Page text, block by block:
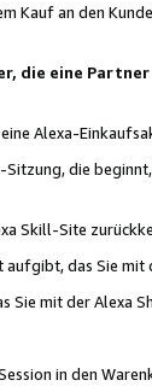
Kauf an den
die eine
Alexa-
die
Skill-Site
das Sie mit
Sie mit der Alexa
in den